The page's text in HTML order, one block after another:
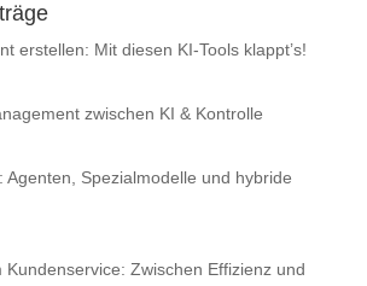
erstellen: Mit diesen KI-Tools klappt’s!
zwischen KI & Kontrolle
Agenten, Spezialmodelle und hybride
Kundenservice: Zwischen Effizienz und